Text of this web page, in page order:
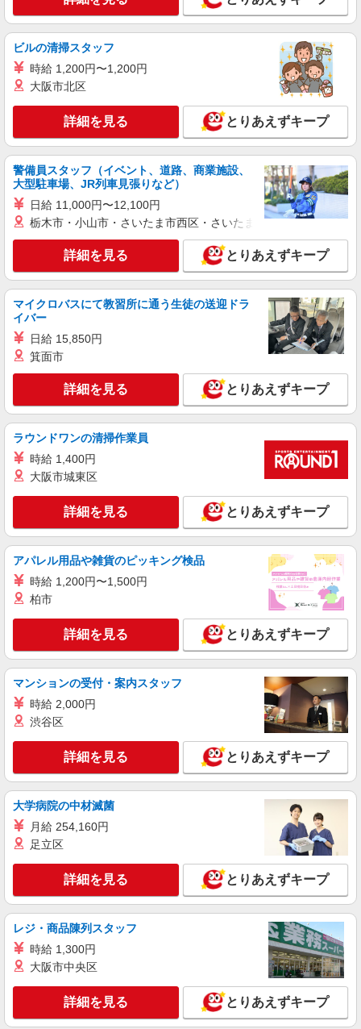
夜勤務手当 〇年末年始勤務手当 〇早朝7:00〜
8:00/夜間18:00〜20:00は時給25％UP
キープ 詳細を見る
パート
エイジフリーハウス岡崎六名
サ高住小規模多機能／介護職／PMのみ
時給1,193円〜1,257円 ※経験・能力・資格等
による
エイジフリーハウス岡崎六名 愛知県岡崎市六
名東町7番1
キープ 詳細を見る
エイジフリーハウス岡崎六名
介護職／サービス付き高齢者向け住宅／夜勤専
従／パート
時給1,193円〜1,257円 ※経験・能力・資格等
による 社会福祉士・介護福祉士 時給1,257円 その
他資格 時給1,193円 ※一律処遇改善加算含む 〇時
末年始勤務手当
エイジフリーハウス岡崎六名 愛知県岡崎市六
キープ 詳細を見る
パート
エイジフリーハウス岡崎六名
時給1,193円〜1,257円 ※経験・能力・資格等
による 社会福祉士・介護福祉士 時給1,257円 その
他資格 時給1,193円 ※一律処遇改善加算含む 〇時
間外勤務手当 〇土日祝勤務手当 〇夜勤手当 〇深
夜勤務手当 〇年末年始勤務手当 〇早朝7:00〜
8:00/夜間18:00〜20:00は時給25％UP
エイジフリーハウス岡崎六名 愛知県岡崎市六
名東町7番1
詳細を見る
エイジフリーハウス岡崎六名
サービス付き高齢者向け住宅／介護職／早出の
み
時給1,193円〜1,257円 ※経験・能力・資格等
による 社会福祉士・介護福祉士 時給1,257円 その
他資格 時給1,193円 ※一律処遇改善加算含む 〇時
間外勤務手当 〇土日祝勤務手当 〇夜勤手当 〇深
夜勤務手当 〇年末年始勤務手当 〇早朝7:00〜
8:00/夜間18:00〜20:00は時給25％UP
エイジフリーハウス岡崎六名 愛知県岡崎市六
名東町7番1
キープ 詳細を見る
パート
エイジフリーハウス岡崎六名
小規模多機能居宅介護／介護職／パート
時給1,193円〜1,257円 ※経験・能力・資格等
による 社会福祉士・介護福祉士 時給1,257円 その
他資格 時給1,193円 ※一律処遇改善加算含む 〇時
間外勤務手当 〇土日祝勤務手当 〇夜勤手当 〇深
夜勤務手当 〇年末年始勤務手当 〇早朝7:00〜
8:00/夜間18:00〜20:00は時給25％UP
エイジフリーハウス岡崎六名 愛知県岡崎市六
名東町7番1
キープ 詳細を見る
株式会社kotrio /●NG-H-2029451
ビルの清掃スタッフ
時給 1,200円〜1,200円
大阪市北区
詳細を見る とりあえずキープ
警備員スタッフ（イベント、道路、商業施設、
大型駐車場、JR列車見張りなど）
日給 11,000円〜12,100円
栃木市・小山市・さいたま市西区・さいたま市岩槻区・久喜市・
詳細を見る とりあえずキープ
マイクロバスにて教習所に通う生徒の送迎ドラ
イバー
日給 15,850円
箕面市
詳細を見る とりあえずキープ
ラウンドワンの清掃作業員
時給 1,400円
大阪市城東区
詳細を見る とりあえずキープ
アパレル用品や雑貨のピッキング検品
時給 1,200円〜1,500円
柏市
詳細を見る とりあえずキープ
マンションの受付・案内スタッフ
時給 2,000円
渋谷区
詳細を見る とりあえずキープ
大学病院の中材滅菌
月給 254,160円
足立区
詳細を見る とりあえずキープ
レジ・商品陳列スタッフ
時給 1,300円
大阪市中央区
詳細を見る とりあえずキープ